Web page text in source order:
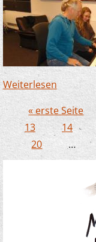
Weiterlesen über
Seiten
« erste Seite
13
14
20
…